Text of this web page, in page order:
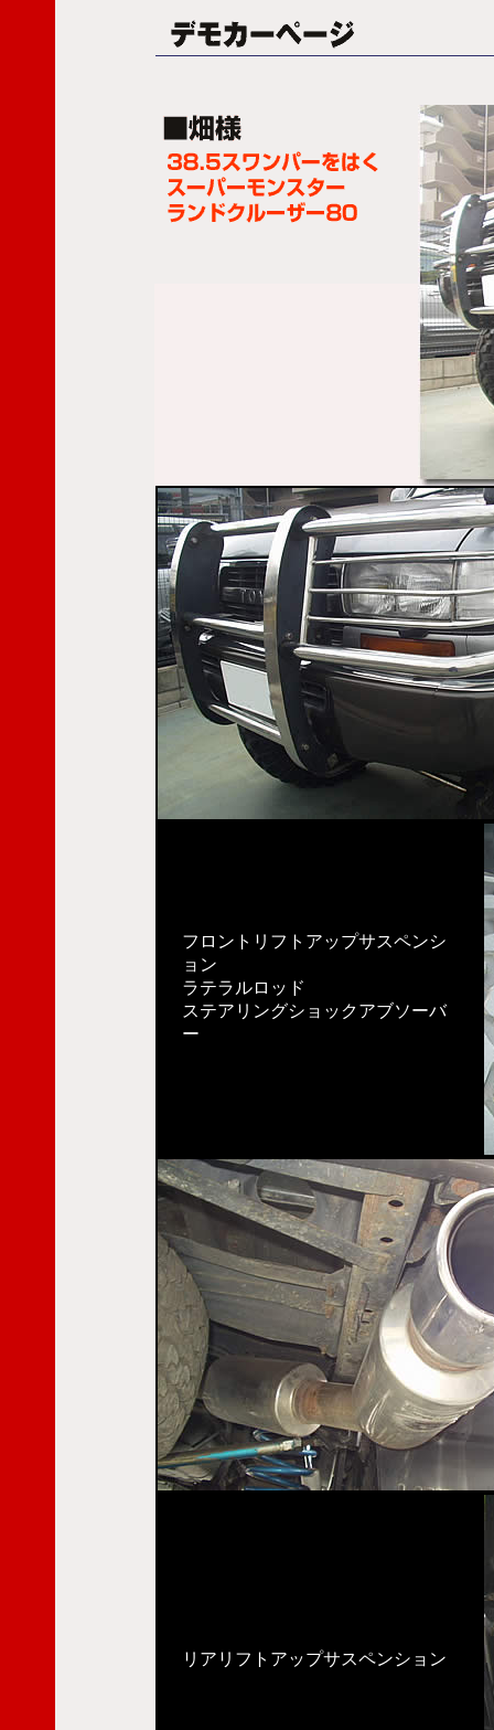
フロントリフトアップサスペンシ
ョン
ラテラルロッド
ステアリングショックアブソーバ
ー
リアリフトアップサスペンション